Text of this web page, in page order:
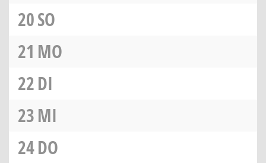
20SO
21 MO
22DI
23MI
24DO